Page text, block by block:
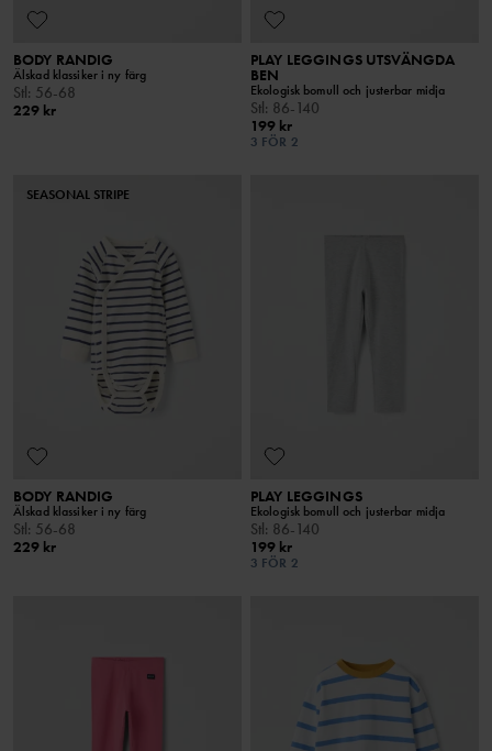
BODY RANDIG
Älskad klassiker i ny färg
Stl: 56-68
229 kr
PLAY LEGGINGS UTSVÄNGDA
BEN
Ekologisk bomull och justerbar midja
Stl: 86-140
199 kr
3 FÖR 2
SEASONAL STRIPE
BODY RANDIG
Älskad klassiker i ny färg
Stl: 56-68
229 kr
PLAY LEGGINGS
Ekologisk bomull och justerbar midja
Stl: 86-140
199 kr
3 FÖR 2